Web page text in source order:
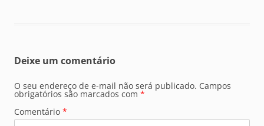
Deixe um comentário
O seu endereço de e-mail não será publicado. Campos
obrigatórios são marcados com *
Comentário *